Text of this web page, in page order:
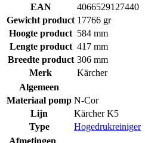
EAN
4066529127440
Gewicht product 17766 gr
Hoogte product 584 mm
Lengte product 417 mm
Breedte product 306 mm
Merk
Kärcher
Algemeen
Materiaal pomp N-Cor
Lijn
Kärcher K5
Type
Hogedrukreiniger